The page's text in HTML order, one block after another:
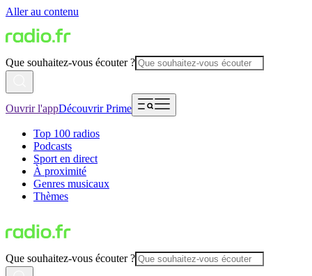
Aller au contenu
Que souhaitez-vous écouter ?
Ouvrir l'appDécouvrir Prime
Top 100 radios
Podcasts
Sport en direct
À proximité
Genres musicaux
Thèmes
Que souhaitez-vous écouter ?